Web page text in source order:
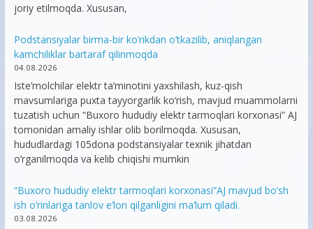
joriy etilmoqda. Xususan,
Podstansiyalar birma-bir ko’rikdan o’tkazilib, aniqlangan
kamchiliklar bartaraf qilinmoqda
04.08.2026
Iste’molchilar elektr ta’minotini yaxshilash, kuz-qish
mavsumlariga puxta tayyorgarlik ko‘rish, mavjud muammolarni
tuzatish uchun “Buxoro hududiy elektr tarmoqlari korxonasi” AJ
tomonidan amaliy ishlar olib borilmoqda. Xususan,
hududlardagi 105dona podstansiyalar texnik jihatdan
o’rganilmoqda va kelib chiqishi mumkin
“Buxoro hududiy elektr tarmoqlari korxonasi”AJ mavjud bo’sh
ish o’rinlariga tanlov e’lon qilganligini ma’lum qiladi.
03.08.2026